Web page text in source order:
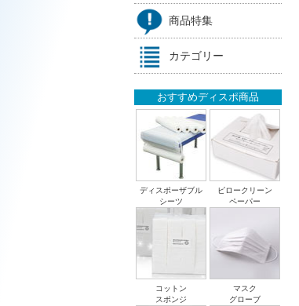
商品特集
カテゴリー
おすすめディスポ商品
ディスポーザブル
シーツ
ピロークリーン
ペーパー
コットン
スポンジ
マスク
グローブ